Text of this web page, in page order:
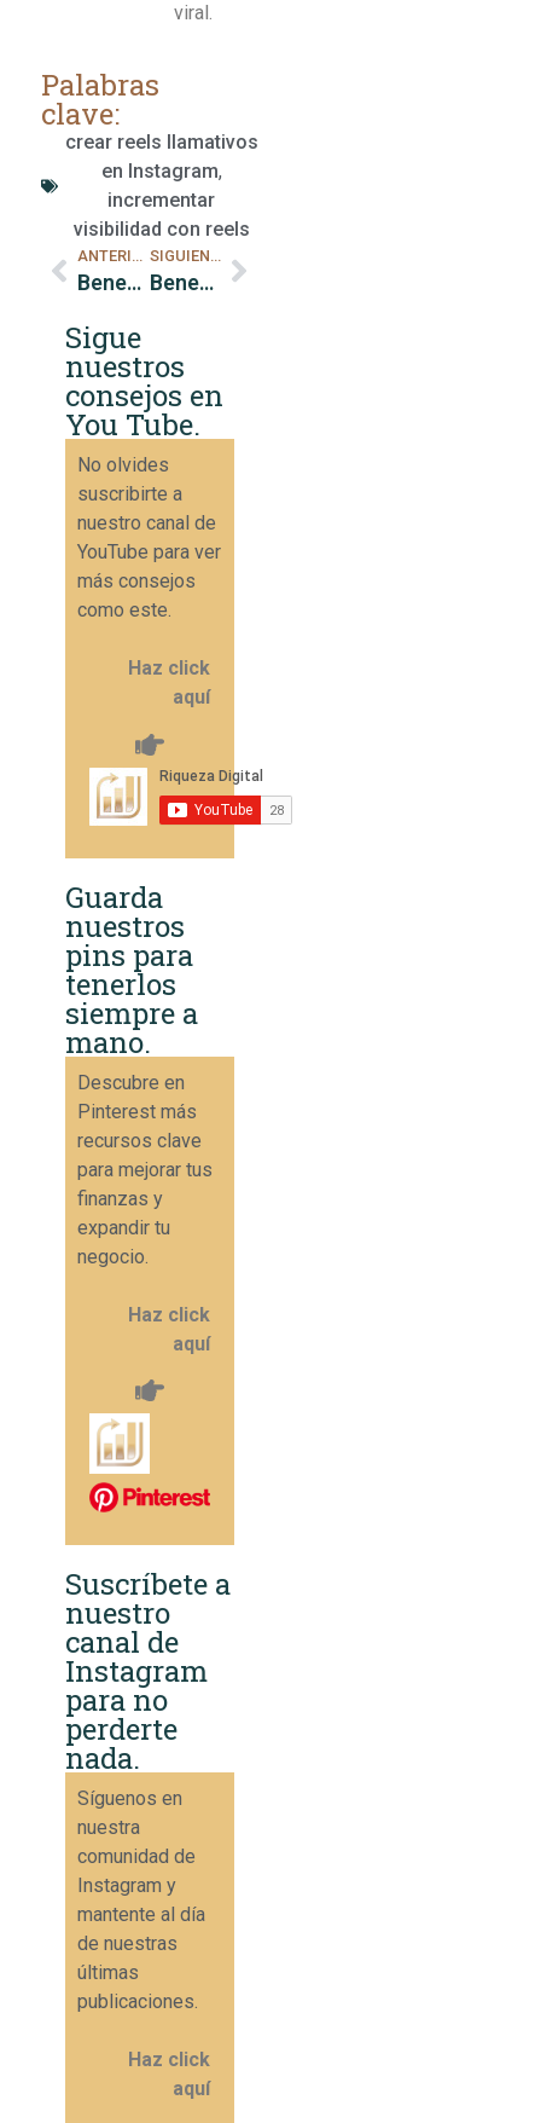
viral.
Palabras
clave:
crear reels llamativos
en Instagram,
incrementar
visibilidad con reels
Beneficios de publicar tutoriales en IGTV Beneficios de colaborar con influencers locales
Sigue
nuestros
consejos en
You Tube.
No olvides
suscribirte a
nuestro canal de
YouTube para ver
más consejos
como este.
Haz click
aquí
Guarda
nuestros
pins para
tenerlos
siempre a
mano.
Descubre en
Pinterest más
recursos clave
para mejorar tus
finanzas y
expandir tu
negocio.
Haz click
aquí
Suscríbete a
nuestro
canal de
Instagram
para no
perderte
nada.
Síguenos en
nuestra
comunidad de
Instagram y
mantente al día
de nuestras
últimas
publicaciones.
Haz click
aquí